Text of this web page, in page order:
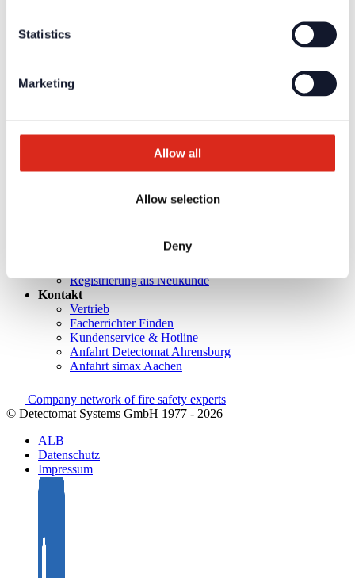
Statistics
Marketing
Allow all
Allow selection
Deny
Aktuelles
Karriere
Produkte
Sprachalarmierung SAA/ENS
Tools & Services
Registrierung als Neukunde
Kontakt
Vertrieb
Facherrichter Finden
Kundenservice & Hotline
Anfahrt Detectomat Ahrensburg
Anfahrt simax Aachen
Company network of fire safety experts
© Detectomat Systems GmbH 1977 - 2026
ALB
Datenschutz
Impressum